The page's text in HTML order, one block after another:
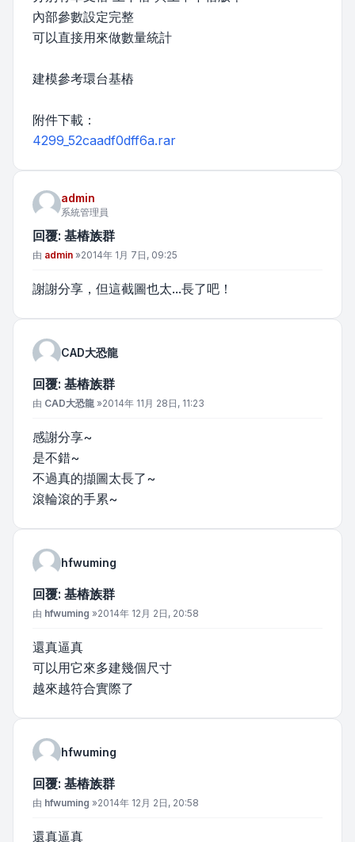
內部參數設定完整
可以直接用來做數量統計
建模參考環台基樁
附件下載：
4299_52caadf0dff6a.rar
admin
系統管理員
回覆: 基樁族群
文章
由 admin »2014年 1月 7日, 09:25
謝謝分享，但這截圖也太...長了吧！
CAD大恐龍
回覆: 基樁族群
文章
由 CAD大恐龍 »2014年 11月 28日, 11:23
感謝分享~
是不錯~
不過真的擷圖太長了~
滾輪滾的手累~
hfwuming
回覆: 基樁族群
文章
由 hfwuming »2014年 12月 2日, 20:58
還真逼真
可以用它來多建幾個尺寸
越來越符合實際了
hfwuming
回覆: 基樁族群
文章
由 hfwuming »2014年 12月 2日, 20:58
還真逼真